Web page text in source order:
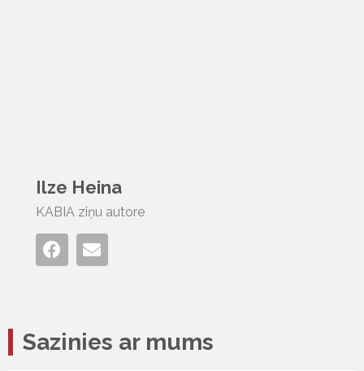
Ilze Heina
KABIA ziņu autore
Sazinies ar mums